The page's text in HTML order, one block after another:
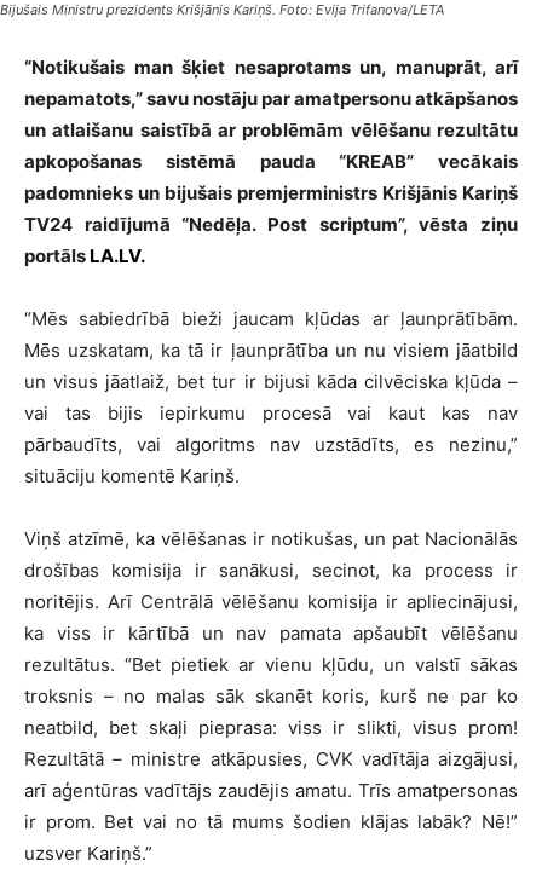
Bijušais Ministru prezidents Krišjānis Kariņš. Foto: Evija Trifanova/LETA
“Notikušais man šķiet nesaprotams un, manuprāt, arī
nepamatots,” savu nostāju par amatpersonu atkāpšanos
un atlaišanu saistībā ar problēmām vēlēšanu rezultātu
apkopošanas sistēmā pauda “KREAB” vecākais
padomnieks un bijušais premjerministrs Krišjānis Kariņš
TV24 raidījumā “Nedēļa. Post scriptum”, vēsta ziņu
portāls LA.LV.
“Mēs sabiedrībā bieži jaucam kļūdas ar ļaunprātībām.
Mēs uzskatam, ka tā ir ļaunprātība un nu visiem jāatbild
un visus jāatlaiž, bet tur ir bijusi kāda cilvēciska kļūda –
vai tas bijis iepirkumu procesā vai kaut kas nav
pārbaudīts, vai algoritms nav uzstādīts, es nezinu,”
situāciju komentē Kariņš.
Viņš atzīmē, ka vēlēšanas ir notikušas, un pat Nacionālās
drošības komisija ir sanākusi, secinot, ka process ir
noritējis. Arī Centrālā vēlēšanu komisija ir apliecinājusi,
ka viss ir kārtībā un nav pamata apšaubīt vēlēšanu
rezultātus. “Bet pietiek ar vienu kļūdu, un valstī sākas
troksnis – no malas sāk skanēt koris, kurš ne par ko
neatbild, bet skaļi pieprasa: viss ir slikti, visus prom!
Rezultātā – ministre atkāpusies, CVK vadītāja aizgājusi,
arī aģentūras vadītājs zaudējis amatu. Trīs amatpersonas
ir prom. Bet vai no tā mums šodien klājas labāk? Nē!”
uzsver Kariņš.”